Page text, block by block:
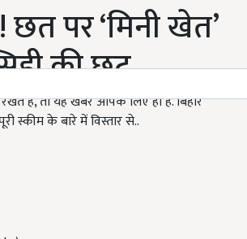
पर ‘मिनी खेत’
की छूट..
हैं, तो यह खबर आपके लिए ही है. बिहार
स्कीम के बारे में विस्तार से..